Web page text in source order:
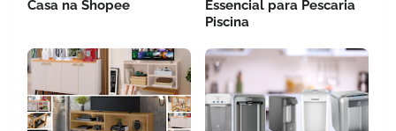
Casa na Shopee
Essencial para Pescaria
Piscina